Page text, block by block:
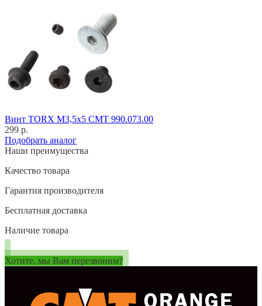
Винт TORX M3,5x5 CMT 990.073.00
299 р.
Подобрать аналог
Наши преимущества
Качество товара
Гарантия производителя
Бесплатная доставка
Наличие товара
Хотите, мы Вам перезвоним?